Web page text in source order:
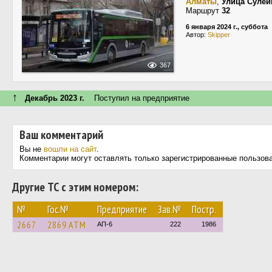
367
Маршрут 32
6 января 2024 г., суббота
Автор: Skipper
↑ Декабрь 2023 г. Поступил на предприятие
Ваш комментарий
Вы не вошли на сайт.
Комментарии могут оставлять только зарегистрированные
Другие ТС с этим номером:
№ Гос.№ Предприятие Зав.№ Постр.
2667 2869 АТМ АП-6 222 1986